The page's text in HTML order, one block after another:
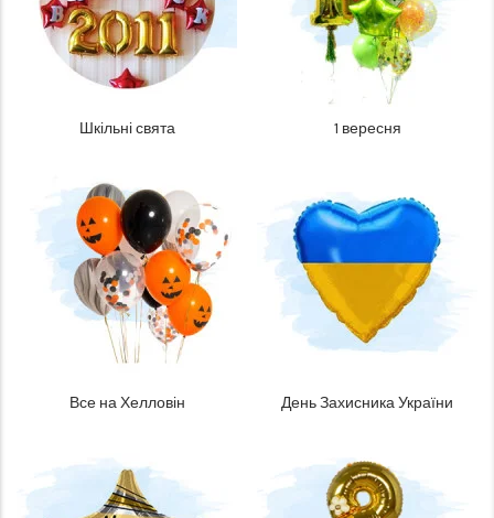
Шкільні свята 1 вересня
Все на Хелловін День Захисника України